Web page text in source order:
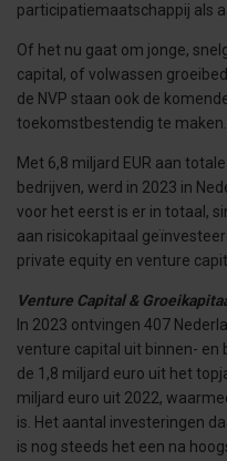
participatiemaatschappij als
Of het nu gaat om jonge,
capital, of volwassen
de NVP staan ook de
toekomstbestendig te maken.
Met 6,8 miljard EUR aan
bedrijven, werd in 2023 in
voor het eerst is er in totaal,
aan risicokapitaal
private equity en venture
Venture Capital &
In 2023 ontvingen 407
venture capital uit binnen- en
de 1,8 miljard euro uit het
miljard euro uit 2022,
is. Het aantal investeringen
is nog steeds het een na